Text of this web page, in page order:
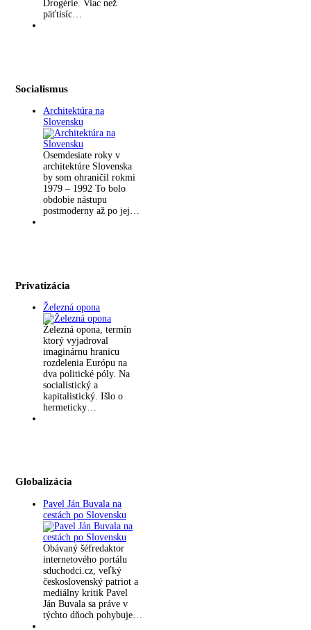
Drogérie. Viac než
päťtisíc…
Socialismus
Architektúra na
Slovensku
Osemdesiate roky v
architektúre Slovenska
by som ohraničil rokmi
1979 – 1992 To bolo
obdobie nástupu
postmoderny až po jej…
Privatizácia
Železná opona
Železná opona, termín
ktorý vyjadroval
imaginárnu hranicu
rozdelenia Európu na
dva politické póly. Na
socialistický a
kapitalistický. Išlo o
hermeticky…
Globalizácia
Pavel Ján Buvala na
cestách po Slovensku
Obávaný šéfredaktor
internetového portálu
sduchodci.cz, veľký
československý patriot a
mediálny kritik Pavel
Ján Buvala sa práve v
týchto dňoch pohybuje…